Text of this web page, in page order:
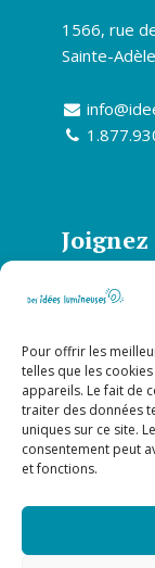
Pour offrir les
telles que les
appareils. Le fait de
traiter des données
uniques sur ce site.
consentement peut
et fonctions.
1566, rue
Sainte-
Abonnez-
S’abonner
Suivez-
sociaux!